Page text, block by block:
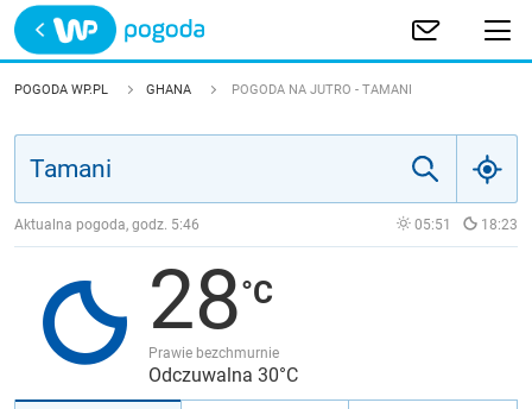
Trwa ładowanie
POLSKA
JAKOŚĆ POWIETRZA
POGODA WP.PL GHANA POGODA NA JUTRO - TAMANI
Aktualna pogoda, godz. 5:46 05:51 18:23
28
Prawie bezchmurnie
Odczuwalna 30°C